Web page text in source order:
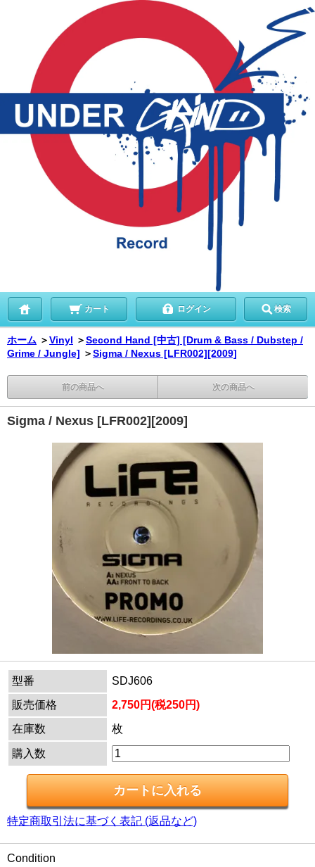
カート ログイン 検索
ホーム ＞Vinyl ＞Second Hand [中古] [Drum & Bass / Dubstep /
Grime / Jungle] ＞Sigma / Nexus [LFR002][2009]
前の商品へ 次の商品へ
Sigma / Nexus [LFR002][2009]
型番
SDJ606
販売価格
2,750円(税250円)
在庫数
枚
購入数
特定商取引法に基づく表記 (返品など)
Condition